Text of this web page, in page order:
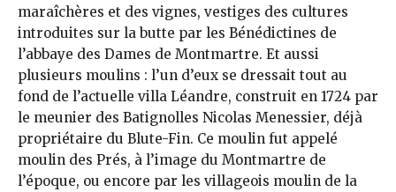
maraîchères et des vignes, vestiges des cultures
introduites sur la butte par les Bénédictines de
l’abbaye des Dames de Montmartre. Et aussi
plusieurs moulins : l’un d’eux se dressait tout au
fond de l’actuelle villa Léandre, construit en 1724 par
le meunier des Batignolles Nicolas Menessier, déjà
propriétaire du Blute-Fin. Ce moulin fut appelé
moulin des Prés, à l’image du Montmartre de
l’époque, ou encore par les villageois moulin de la